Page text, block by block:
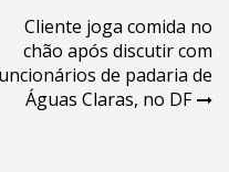
Cliente joga comida no
chão após discutir com
de padaria de
Águas Claras, no DF